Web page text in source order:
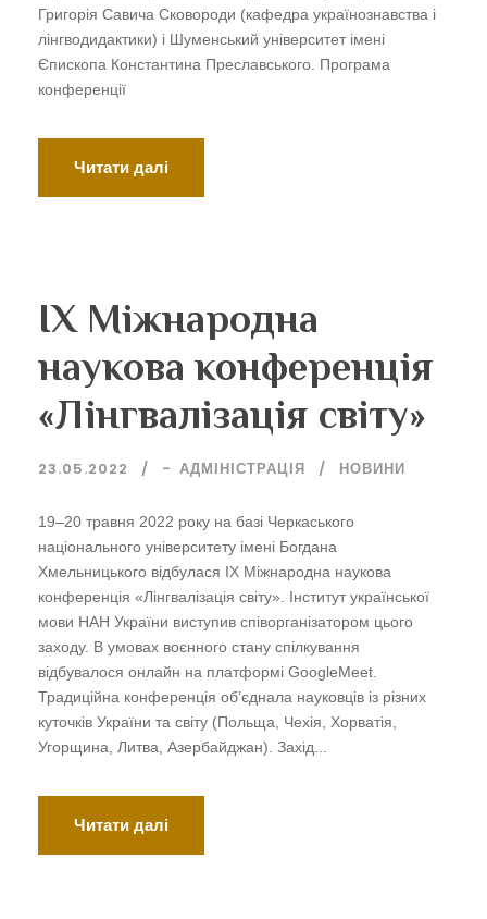
Григорія Савича Сковороди (кафедра українознавства і
лінгводидактики) і Шуменський університет імені
Єпископа Константина Преславського. Програма
конференції
Читати далі
ІХ Міжнародна
наукова конференція
«Лінгвалізація світу»
23.05.2022 - АДМІНІСТРАЦІЯ НОВИНИ
19–20 травня 2022 року на базі Черкаського
національного університету імені Богдана
Хмельницького відбулася ІХ Міжнародна наукова
конференція «Лінгвалізація світу». Інститут української
мови НАН України виступив співорганізатором цього
заходу. В умовах воєнного стану спілкування
відбувалося онлайн на платформі GoogleMeet.
Традиційна конференція об’єднала науковців із різних
куточків України та світу (Польща, Чехія, Хорватія,
Угорщина, Литва, Азербайджан). Захід...
Читати далі